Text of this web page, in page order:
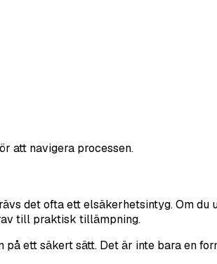
att navigera processen.
det ofta ett elsäkerhetsintyg. Om du
till praktisk tillämpning.
ett säkert sätt. Det är inte bara en